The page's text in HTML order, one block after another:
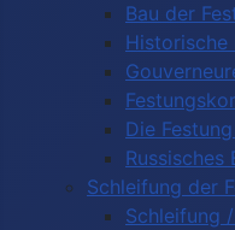
Bau der
Historische
Die
Russisches
Schleifung der
Schleifung